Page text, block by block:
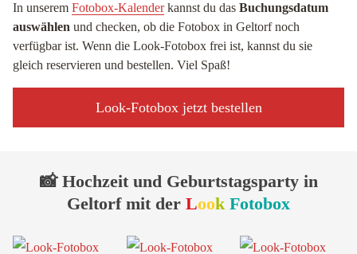
In unserem Fotobox-Kalenderkannst du das Buchungsdatum
auswählen und checken, ob die Fotobox in Geltorf noch
verfügbar ist. Wenn die Look-Fotobox frei ist, kannst du sie
gleich reservieren und bestellen. Viel Spaß!
Look-Fotobox jetzt bestellen
📸 Hochzeit und Geburtstagsparty in
Geltorf mit der Look Fotobox